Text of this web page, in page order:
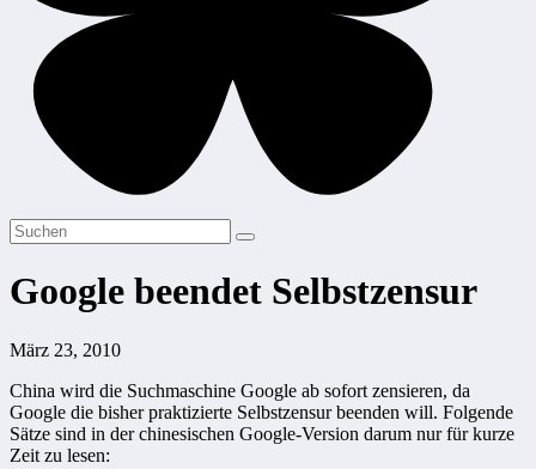
Google beendet Selbstzensur
März 23, 2010
China wird die Suchmaschine Google ab sofort zensieren, da
Google die bisher praktizierte Selbstzensur beenden will. Folgende
Sätze sind in der chinesischen Google-Version darum nur für kurze
Zeit zu lesen: